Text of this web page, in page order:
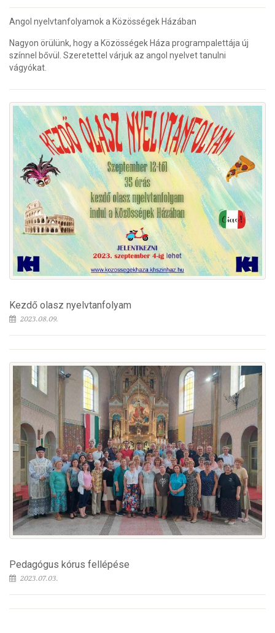
Angol nyelvtanfolyamok a Közösségek Házában
Nagyon örülünk, hogy a Közösségek Háza programpalettája új
színnel bővül. Szeretettel várjuk az angol nyelvet tanulni
vágyókat.
Kezdő olasz nyelvtanfolyam
2023.08.09.
Pedagógus kórus fellépése
2023.07.03.